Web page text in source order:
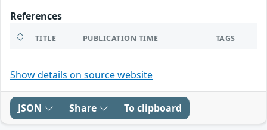
References
TITLE PUBLICATION TIME TAGS
Show details on source website
JSON Share To clipboard